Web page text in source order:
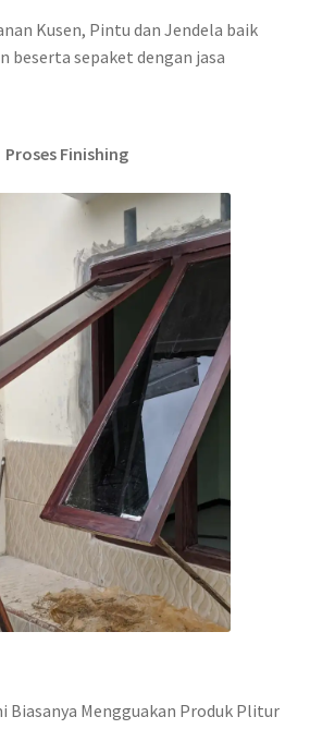
Kusen, Pintu dan Jendela baik
beserta sepaket dengan jasa
Proses Finishing
Biasanya Mengguakan Produk Plitur